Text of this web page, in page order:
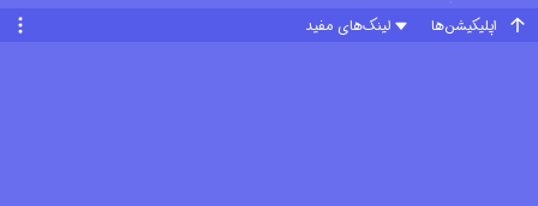
اپلیکیشن‌ها لینک‌های مفید